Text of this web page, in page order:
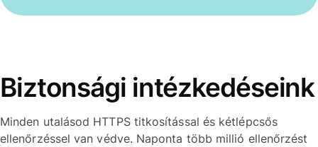
Biztonsági intézkedéseink
Minden utalásod HTTPS titkosítással és kétlépcsős
ellenőrzéssel van védve. Naponta több millió ellenőrzést